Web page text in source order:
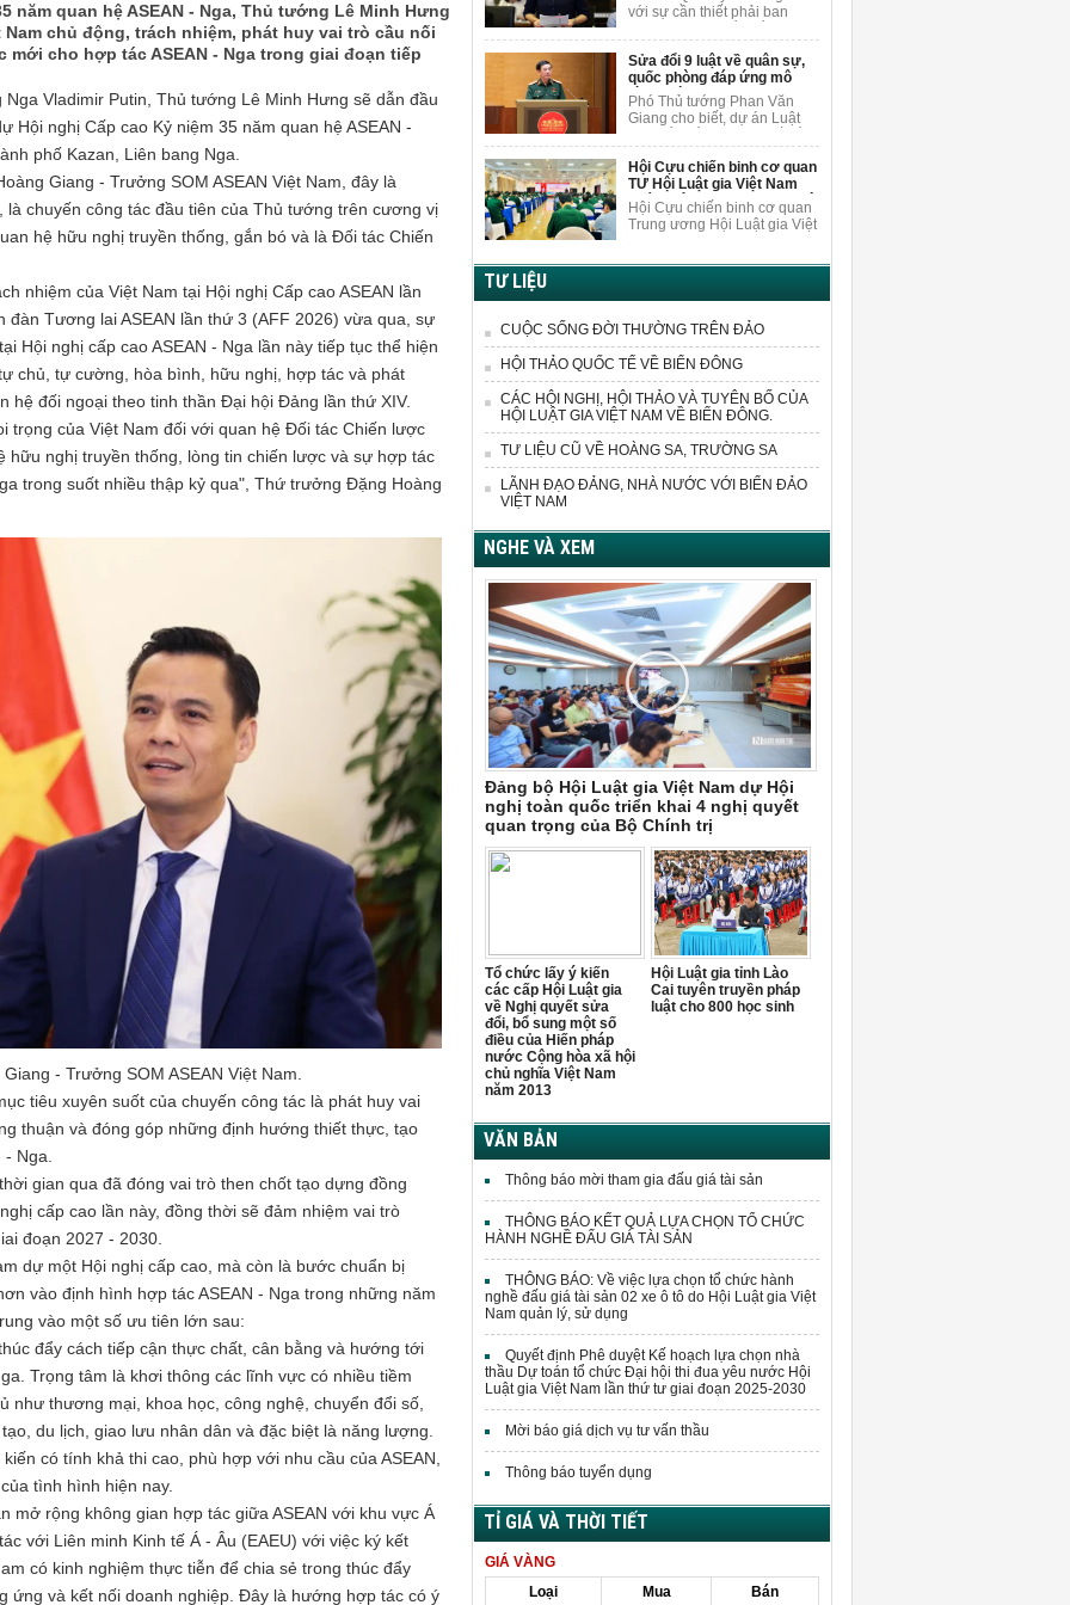
năm quan hệ ASEAN - Nga, Thủ tướng Lê Minh Hưng
chủ động, trách nhiệm, phát huy vai trò cầu nối
cho hợp tác ASEAN - Nga trong giai đoạn tiếp
Vladimir Putin, Thủ tướng Lê Minh Hưng sẽ dẫn đầu
Hội nghị Cấp cao Kỷ niệm 35 năm quan hệ ASEAN -
phố Kazan, Liên bang Nga.
Giang - Trưởng SOM ASEAN Việt Nam, đây là
chuyến công tác đầu tiên của Thủ tướng trên cương vị
hệ hữu nghị truyền thống, gắn bó và là Đối tác Chiến
nhiệm của Việt Nam tại Hội nghị Cấp cao ASEAN lần
đàn Tương lai ASEAN lần thứ 3 (AFF 2026) vừa qua, sự
Hội nghị cấp cao ASEAN - Nga lần này tiếp tục thể hiện
chủ, tự cường, hòa bình, hữu nghị, hợp tác và phát
hệ đối ngoại theo tinh thần Đại hội Đảng lần thứ XIV.
trọng của Việt Nam đối với quan hệ Đối tác Chiến lược
hữu nghị truyền thống, lòng tin chiến lược và sự hợp tác
trong suốt nhiều thập kỷ qua", Thứ trưởng Đặng Hoàng
- Trưởng SOM ASEAN Việt Nam.
tiêu xuyên suốt của chuyến công tác là phát huy vai
thuận và đóng góp những định hướng thiết thực, tạo
Nga.
gian qua đã đóng vai trò then chốt tạo dựng đồng
cấp cao lần này, đồng thời sẽ đảm nhiệm vai trò
đoạn 2027 - 2030.
dự một Hội nghị cấp cao, mà còn là bước chuẩn bị
vào định hình hợp tác ASEAN - Nga trong những năm
vào một số ưu tiên lớn sau:
đẩy cách tiếp cận thực chất, cân bằng và hướng tới
Trọng tâm là khơi thông các lĩnh vực có nhiều tiềm
như thương mại, khoa học, công nghệ, chuyển đổi số,
du lịch, giao lưu nhân dân và đặc biệt là năng lượng.
có tính khả thi cao, phù hợp với nhu cầu của ASEAN,
tình hình hiện nay.
mở rộng không gian hợp tác giữa ASEAN với khu vực Á
với Liên minh Kinh tế Á - Âu (EAEU) với việc ký kết
có kinh nghiệm thực tiễn để chia sẻ trong thúc đẩy
ứng và kết nối doanh nghiệp. Đây là hướng hợp tác có ý
trường AI.
làm vì lợi ích chung
với sự cần thiết phải ban
một số điều của Luật Trách
nhiệm bồi thường của Nhà
nước.
Sửa đổi 9 luật về quân sự,
quốc phòng đáp ứng mô
hình chính quyền 2 cấp
Phó Thủ tướng Phan Văn
Giang cho biết, dự án Luật
của 9 luật về quân sự, quốc
phòng sửa đổi các quy định
liên quan đến sắp xếp tổ
chức bộ máy và xử lý các vấn
đề cấp bách phát sinh trong
thực tiễn.
Hội Cựu chiến binh cơ quan
TƯ Hội Luật gia Việt Nam
quán triệt Nghị quyết Đại hội
VIII
Hội Cựu chiến binh cơ quan
Trung ương Hội Luật gia Việt
nhiệm kỳ 2026-2031.
TƯ LIỆU
CUỘC SỐNG ĐỜI THƯỜNG TRÊN ĐẢO
HỘI THẢO QUỐC TẾ VỀ BIỂN ĐÔNG
CÁC HỘI NGHỊ, HỘI THẢO VÀ TUYÊN BỐ CỦA
HỘI LUẬT GIA VIỆT NAM VỀ BIỂN ĐÔNG.
TƯ LIỆU CŨ VỀ HOÀNG SA, TRƯỜNG SA
LÃNH ĐẠO ĐẢNG, NHÀ NƯỚC VỚI BIỂN ĐẢO
VIỆT NAM
NGHE VÀ XEM
Đảng bộ Hội Luật gia Việt Nam dự Hội
nghị toàn quốc triển khai 4 nghị quyết
quan trọng của Bộ Chính trị
Tổ chức lấy ý kiến
các cấp Hội Luật gia
về Nghị quyết sửa
đổi, bổ sung một số
điều của Hiến pháp
nước Cộng hòa xã hội
chủ nghĩa Việt Nam
năm 2013
Hội Luật gia tỉnh Lào
Cai tuyên truyền pháp
luật cho 800 học sinh
VĂN BẢN
Thông báo mời tham gia đấu giá tài sản
THÔNG BÁO KẾT QUẢ LỰA CHỌN TỔ CHỨC
HÀNH NGHỀ ĐẤU GIÁ TÀI SẢN
THÔNG BÁO: Về việc lựa chọn tổ chức hành
nghề đấu giá tài sản 02 xe ô tô do Hội Luật gia Việt
Nam quản lý, sử dụng
Quyết định Phê duyệt Kế hoạch lựa chọn nhà
thầu Dự toán tổ chức Đại hội thi đua yêu nước Hội
Luật gia Việt Nam lần thứ tư giai đoạn 2025-2030
Mời báo giá dịch vụ tư vấn thầu
Thông báo tuyển dụng
TỈ GIÁ VÀ THỜI TIẾT
GIÁ VÀNG
Loại
Mua
Bán